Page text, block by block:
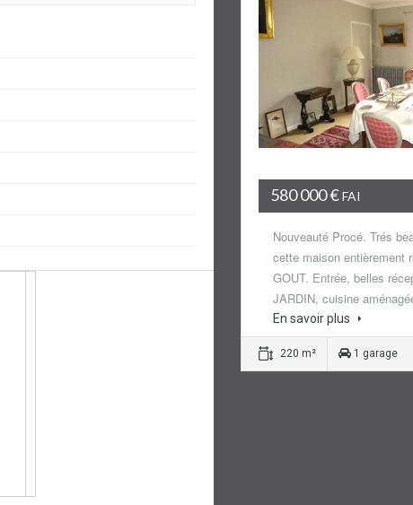
580 000 €FAI
Nouveauté Procé. Trés
cette maison entièrement
GOUT. Entrée, belles
JARDIN, cuisine
En savoir plus
220 m² 1 garage